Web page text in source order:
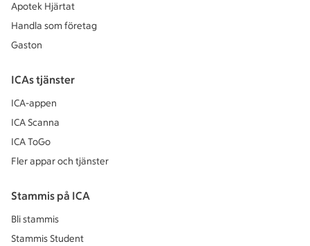
Apotek Hjärtat
Handla som företag
Gaston
ICAs tjänster
ICA-appen
ICA Scanna
ICA ToGo
Fler appar och tjänster
Stammis på ICA
Bli stammis
Stammis Student